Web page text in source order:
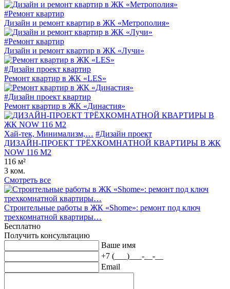
#Ремонт квартир
Дизайн и ремонт квартир в ЖК «Метрополия»
#Ремонт квартир
Дизайн и ремонт квартир в ЖК «Лучи»
#Дизайн проект квартир
Ремонт квартир в ЖК «LES»
#Дизайн проект квартир
Ремонт квартир в ЖК «Династия»
Хай-тек, Минимализм,… #Дизайн проект
ДИЗАЙН-ПРОЕКТ ТРЁХКОМНАТНОЙ КВАРТИРЫ В ЖК
NOW 116 М2
116 м²
3 ком.
Смотреть все
Строительные работы в ЖК «Shome»: ремонт под ключ
трехкомнатной квартиры…
Бесплатно
Получить консультацию
Ваше имя
+7 (___)___-__-__
Email